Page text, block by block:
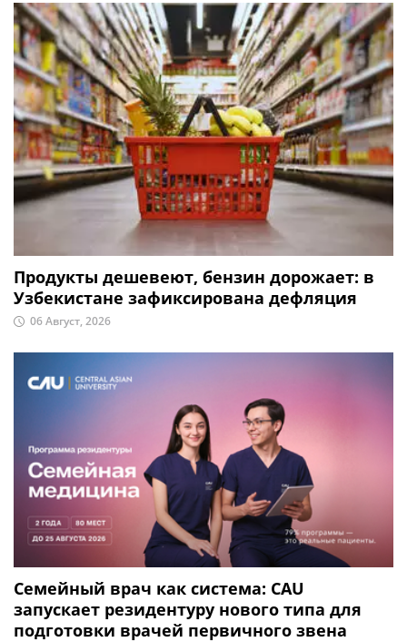
Продукты дешевеют, бензин дорожает: в
Узбекистане зафиксирована дефляция
06 Август, 2026
Семейный врач как система: CAU
запускает резидентуру нового типа для
подготовки врачей первичного звена